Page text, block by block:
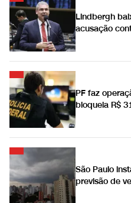
Lindbergh
acusação
PF faz
bloqueia R$
São Paulo
previsão de